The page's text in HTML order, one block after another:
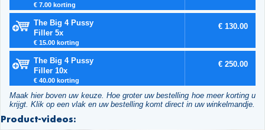
€ 7.00 korting
The Big 4 Pussy
Filler 5x
€ 15.00 korting
€ 130.00
The Big 4 Pussy
Filler 10x
€ 40.00 korting
€ 250.00
Maak hier boven uw keuze. Hoe groter uw bestelling hoe meer korting u
krijgt. Klik op een vlak en uw bestelling komt direct in uw winkelmandje.
Product-videos: